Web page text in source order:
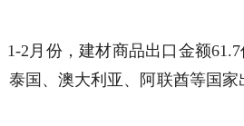
1-2月份，建材商品出口金额
泰国、澳大利亚、阿联酋等国